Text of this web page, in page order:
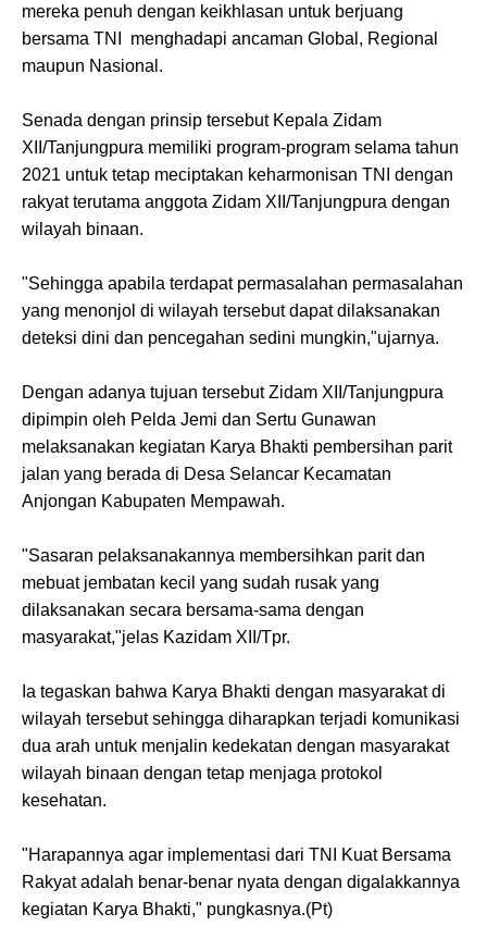
mereka penuh dengan keikhlasan untuk berjuang
bersama TNI menghadapi ancaman Global, Regional
maupun Nasional.
Senada dengan prinsip tersebut Kepala Zidam
XII/Tanjungpura memiliki program-program selama tahun
2021 untuk tetap meciptakan keharmonisan TNI dengan
rakyat terutama anggota Zidam XII/Tanjungpura dengan
wilayah binaan.
"Sehingga apabila terdapat permasalahan permasalahan
yang menonjol di wilayah tersebut dapat dilaksanakan
deteksi dini dan pencegahan sedini mungkin,"ujarnya.
Dengan adanya tujuan tersebut Zidam XII/Tanjungpura
dipimpin oleh Pelda Jemi dan Sertu Gunawan
melaksanakan kegiatan Karya Bhakti pembersihan parit
jalan yang berada di Desa Selancar Kecamatan
Anjongan Kabupaten Mempawah.
"Sasaran pelaksanakannya membersihkan parit dan
mebuat jembatan kecil yang sudah rusak yang
dilaksanakan secara bersama-sama dengan
masyarakat,"jelas Kazidam XII/Tpr.
Ia tegaskan bahwa Karya Bhakti dengan masyarakat di
wilayah tersebut sehingga diharapkan terjadi komunikasi
dua arah untuk menjalin kedekatan dengan masyarakat
wilayah binaan dengan tetap menjaga protokol
kesehatan.
"Harapannya agar implementasi dari TNI Kuat Bersama
Rakyat adalah benar-benar nyata dengan digalakkannya
kegiatan Karya Bhakti," pungkasnya.(Pt)